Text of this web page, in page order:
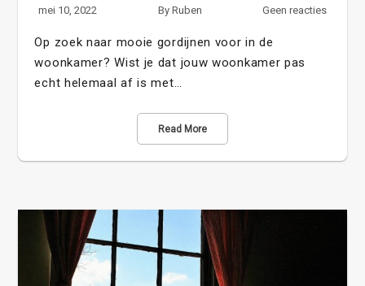
mei 10, 2022 By Ruben Geen reacties
Op zoek naar mooie gordijnen voor in de
woonkamer? Wist je dat jouw woonkamer pas
echt helemaal af is met…
Read More